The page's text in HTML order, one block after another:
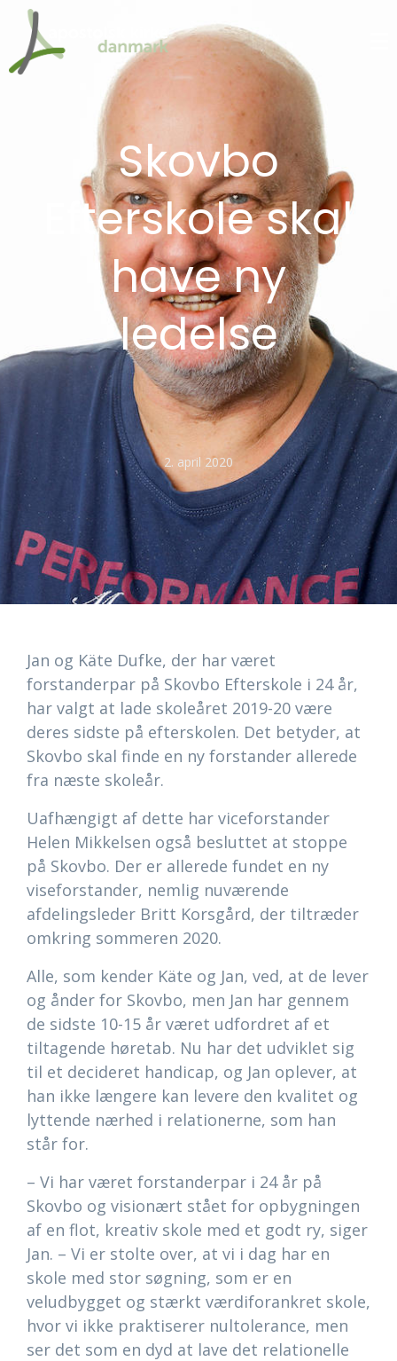
Skovbo
Efterskole skal
have ny
ledelse
2. april 2020
Jan og Käte Dufke, der har været
forstanderpar på Skovbo Efterskole i 24 år,
har valgt at lade skoleåret 2019-20 være
deres sidste på efterskolen. Det betyder, at
Skovbo skal finde en ny forstander allerede
fra næste skoleår.
Uafhængigt af dette har viceforstander
Helen Mikkelsen også besluttet at stoppe
på Skovbo. Der er allerede fundet en ny
viseforstander, nemlig nuværende
afdelingsleder Britt Korsgård, der tiltræder
omkring sommeren 2020.
Alle, som kender Käte og Jan, ved, at de lever
og ånder for Skovbo, men Jan har gennem
de sidste 10-15 år været udfordret af et
tiltagende høretab. Nu har det udviklet sig
til et decideret handicap, og Jan oplever, at
han ikke længere kan levere den kvalitet og
lyttende nærhed i relationerne, som han
står for.
– Vi har været forstanderpar i 24 år på
Skovbo og visionært stået for opbygningen
af en flot, kreativ skole med et godt ry, siger
Jan. – Vi er stolte over, at vi i dag har en
skole med stor søgning, som er en
veludbygget og stærkt værdiforankret skole,
hvor vi ikke praktiserer nultolerance, men
ser det som en dyd at lave det relationelle